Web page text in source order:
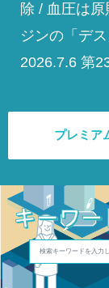
除 / 血圧は
ジンの「デ
2026.7.6 第
プレミア